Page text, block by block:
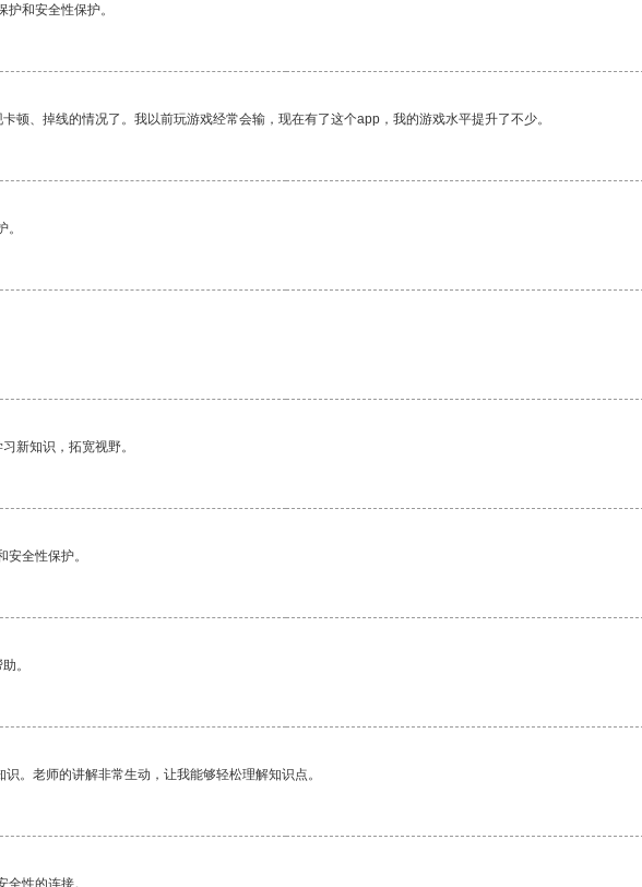
和安全性保护。
顿、掉线的情况了。我以前玩游戏经常会输，现在有了这个app，我的游戏水平提升了不少。
新知识，拓宽视野。
全性保护。
。
。老师的讲解非常生动，让我能够轻松理解知识点。
性的连接。